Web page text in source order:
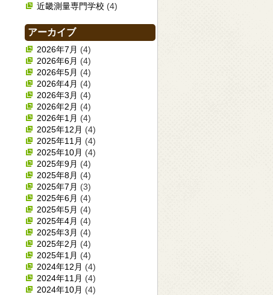
近畿測量専門学校 (4)
アーカイブ
2026年7月 (4)
2026年6月 (4)
2026年5月 (4)
2026年4月 (4)
2026年3月 (4)
2026年2月 (4)
2026年1月 (4)
2025年12月 (4)
2025年11月 (4)
2025年10月 (4)
2025年9月 (4)
2025年8月 (4)
2025年7月 (3)
2025年6月 (4)
2025年5月 (4)
2025年4月 (4)
2025年3月 (4)
2025年2月 (4)
2025年1月 (4)
2024年12月 (4)
2024年11月 (4)
2024年10月 (4)